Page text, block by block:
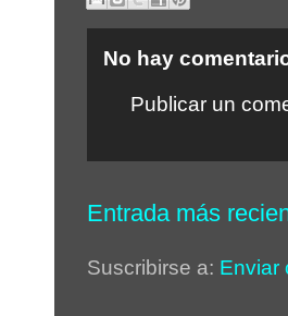
No hay
Publicar un
Entrada más
Suscribirse a: Enviar